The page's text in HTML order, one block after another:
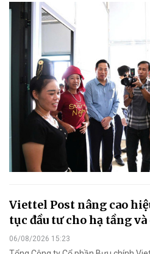
Viettel Post nâng cao
tục đầu tư cho hạ tầng
06/08/2026 15:23